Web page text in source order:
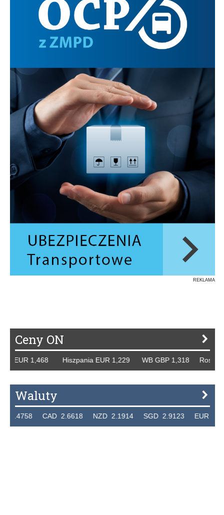
REKLAMA
Ceny ON
Hiszpania EUR 1,229 WB GBP 1,318 Rosja RUB
Waluty
CAD 2.6618 NZD 2.1914 SGD 2.9123 EUR 4.3010